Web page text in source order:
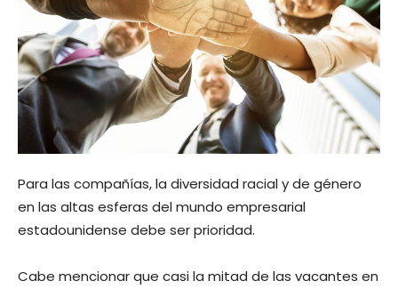
Para las compañías, la diversidad racial y de género
en las altas esferas del mundo empresarial
estadounidense debe ser prioridad.
Cabe mencionar que casi la mitad de las vacantes en